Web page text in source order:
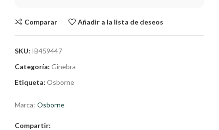
Comparar Añadir a la lista de deseos
SKU: IB459447
Categoría: Ginebra
Etiqueta: Osborne
Marca: Osborne
Compartir: